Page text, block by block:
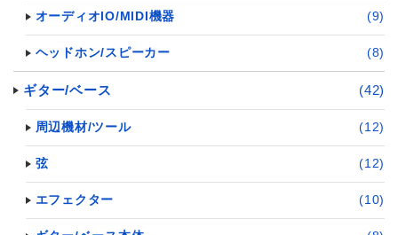
オーディオIO/MIDI機器 (9)
ヘッドホン/スピーカー (8)
ギター/ベース (42)
周辺機材/ツール (12)
弦 (12)
エフェクター (10)